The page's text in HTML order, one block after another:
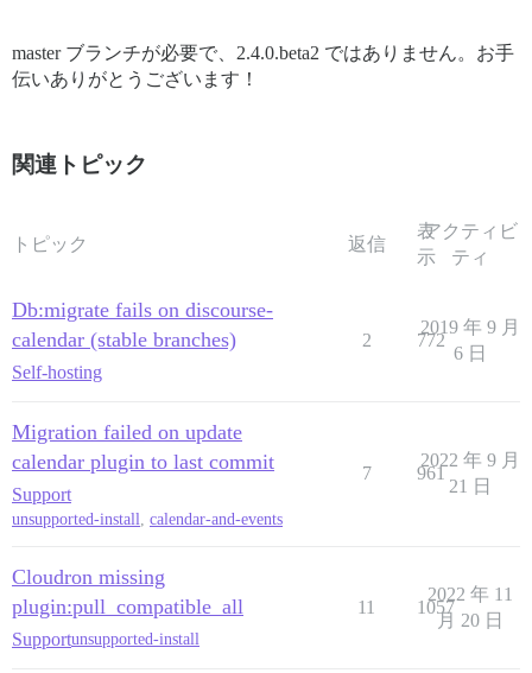
master ブランチが必要で、2.4.0.beta2 ではありません。お手
伝いありがとうございます！
関連トピック
トピック 返信
表
示
アクティビ
ティ
Db:migrate fails on discourse-
calendar (stable branches)
Self-hosting
2 772
2019 年 9 月
6 日
Migration failed on update
calendar plugin to last commit
Support
unsupported-install calendar-and-events
7 961
2022 年 9 月
21 日
Cloudron missing
plugin:pull_compatible_all
Supportunsupported-install
11 1057
2022 年 11
月 20 日